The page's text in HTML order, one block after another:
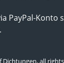
PayPal-Konto
all